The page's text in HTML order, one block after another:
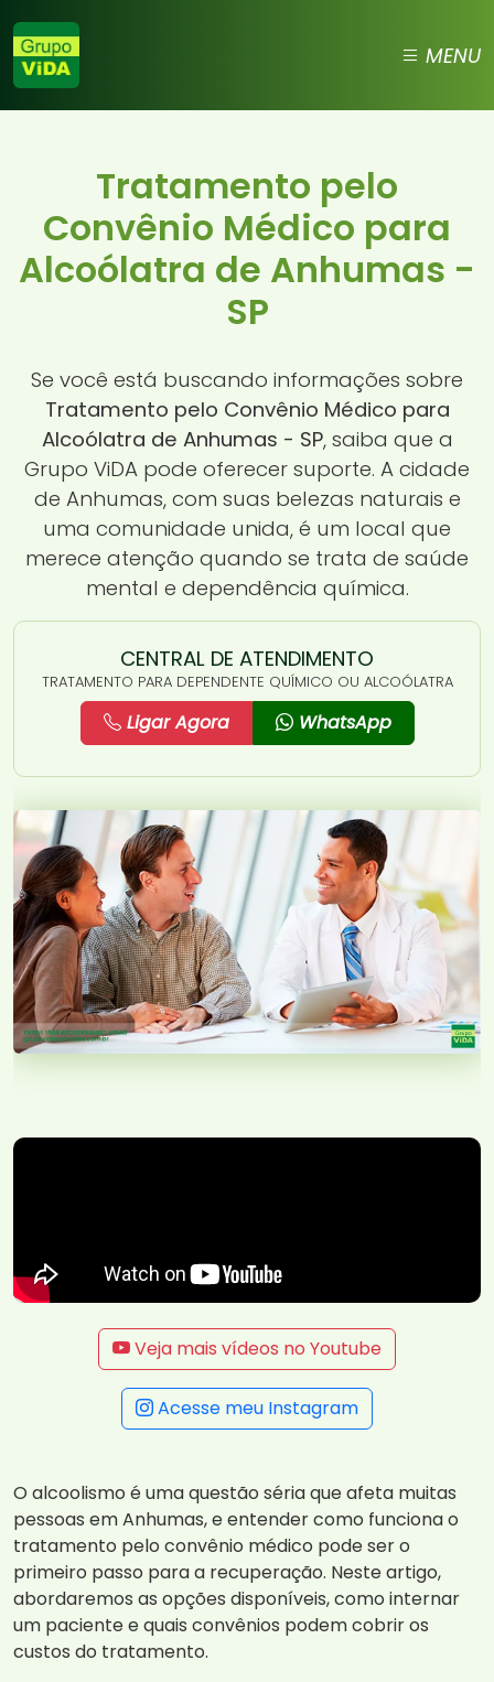
MENU
Tratamento pelo
Convênio Médico para
Alcoólatra de Anhumas -
SP
Se você está buscando informações sobre
Tratamento pelo Convênio Médico para
Alcoólatra de Anhumas - SP, saiba que a
Grupo ViDA pode oferecer suporte. A cidade
de Anhumas, com suas belezas naturais e
uma comunidade unida, é um local que
merece atenção quando se trata de saúde
mental e dependência química.
CENTRAL DE ATENDIMENTO
TRATAMENTO PARA DEPENDENTE QUÍMICO OU ALCOÓLATRA
Ligar Agora WhatsApp
Veja mais vídeos no Youtube
Acesse meu Instagram
O alcoolismo é uma questão séria que afeta muitas
pessoas em Anhumas, e entender como funciona o
tratamento pelo convênio médico pode ser o
primeiro passo para a recuperação. Neste artigo,
abordaremos as opções disponíveis, como internar
um paciente e quais convênios podem cobrir os
custos do tratamento.